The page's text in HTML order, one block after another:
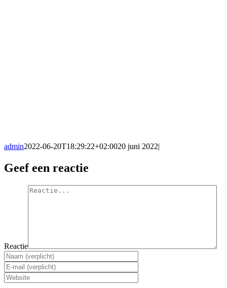
admin2022-06-20T18:29:22+02:0020 juni 2022|
Geef een reactie
Reactie